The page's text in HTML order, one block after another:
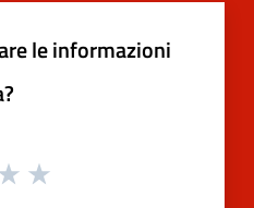
le informazioni